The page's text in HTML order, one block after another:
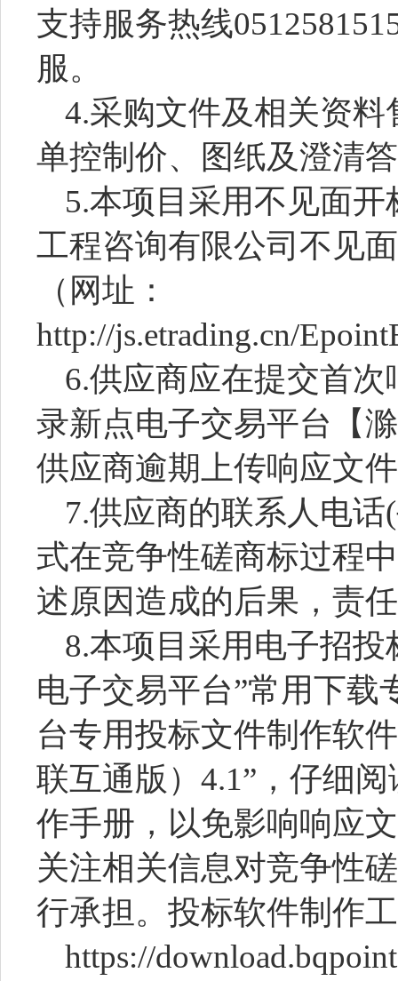
支持服务热线
服。
4.采购文件及相关资
单控制价、图纸及澄清
5.本项目采用不见面
工程咨询有限公司不见
（网址：
http://js.etrading.cn/
6.供应商应在提交首
录新点电子交易平台【
供应商逾期上传响应文
7.供应商的联系人电
式在竞争性磋商标过程
述原因造成的后果，责
8.本项目采用电子招
电子交易平台”常用下载
台专用投标文件制作软
联互通版）4.1”，仔细
作手册，以免影响响应
关注相关信息对竞争性
行承担。投标软件制作
https://